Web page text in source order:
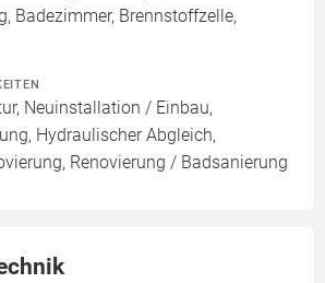
Badezimmer, Brennstoffzelle,
Neuinstallation / Einbau,
Hydraulischer Abgleich,
Renovierung / Badsanierung